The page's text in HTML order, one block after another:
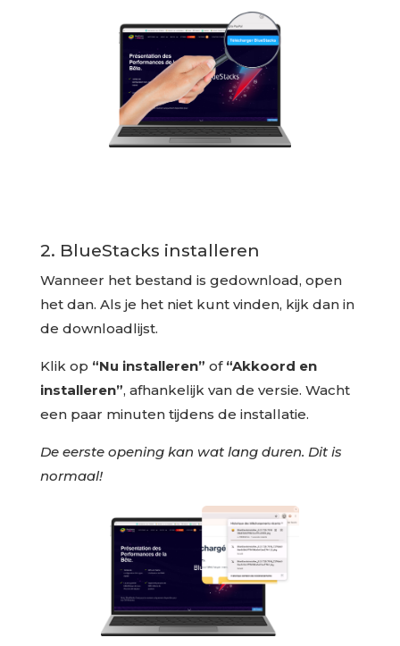
2. BlueStacks installeren
Wanneer het bestand is gedownload, open
het dan. Als je het niet kunt vinden, kijk dan in
de downloadlijst.
Klik op “Nu installeren” of “Akkoord en
installeren”, afhankelijk van de versie. Wacht
een paar minuten tijdens de installatie.
De eerste opening kan wat lang duren. Dit is
normaal!